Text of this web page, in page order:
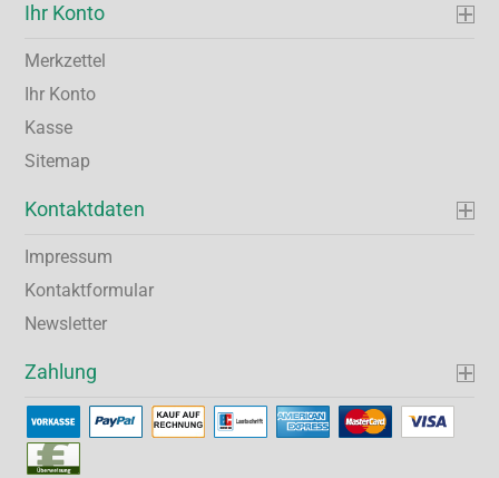
Ihr Konto
Merkzettel
Ihr Konto
Kasse
Sitemap
Kontaktdaten
Impressum
Kontaktformular
Newsletter
Zahlung